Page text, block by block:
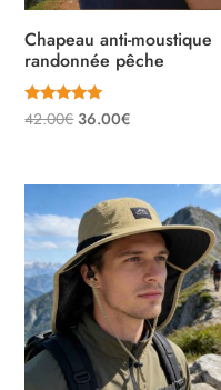
Chapeau anti-moustique
randonnée pêche
Note
5.00
42.00€ Le
était :
42.00€.
36.00€
est :
36.00€.